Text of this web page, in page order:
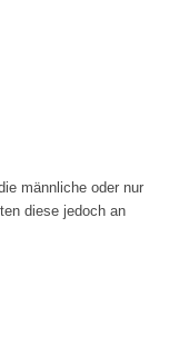
männliche oder nur
diese jedoch an